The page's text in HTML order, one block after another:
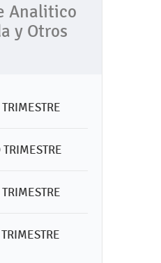
Analitico
y Otros
TRIMESTRE